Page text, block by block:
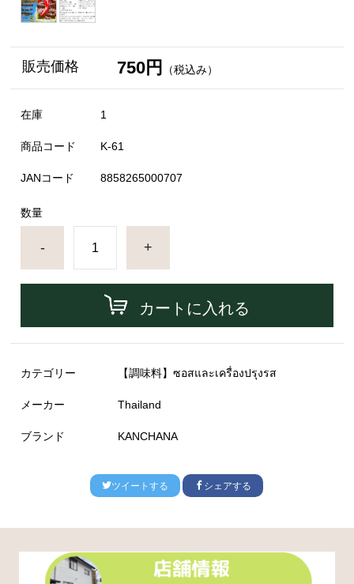
販売価格 750円 （税込み）
在庫 1
商品コード K-61
JANコード 8858265000707
数量
- +
カートに入れる
カテゴリー 【調味料】ซอสและเครื่องปรุงรส
メーカー Thailand
ブランド KANCHANA
ツイートする シェアする